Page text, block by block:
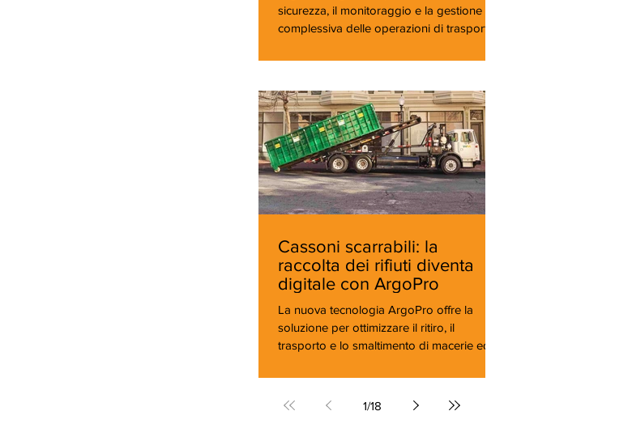
sicurezza, il monitoraggio e la gestione
complessiva delle operazioni di trasporto
Cassoni scarrabili: la
raccolta dei rifiuti diventa
digitale con ArgoPro
La nuova tecnologia ArgoPro offre la
soluzione per ottimizzare il ritiro, il
trasporto e lo smaltimento di macerie edili
1/18